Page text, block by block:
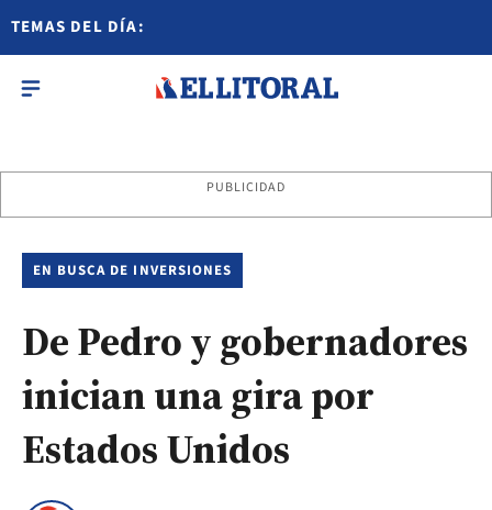
TEMAS DEL DÍA:
PUBLICIDAD
EN BUSCA DE INVERSIONES
De Pedro y gobernadores
inician una gira por
Estados Unidos